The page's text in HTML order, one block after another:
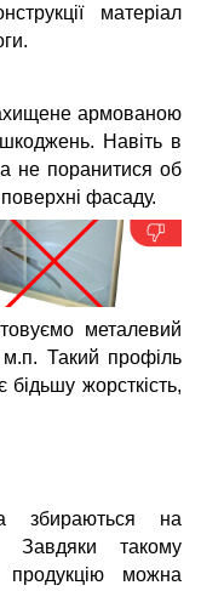
матеріал
армованою
Навіть в
не поранитися об
фасаду.
металевий
Такий профіль
бідьшу жорсткість,
збираються на
такому
продукцію можна